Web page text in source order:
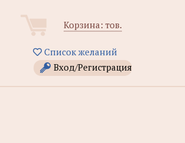
Корзина: тов.
Список желаний
Вход/Регистрация